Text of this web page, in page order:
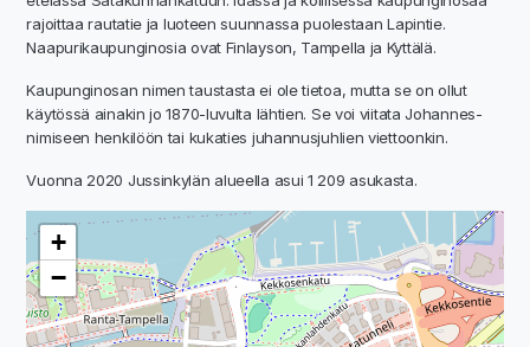
rajoittaa rautatie ja luoteen suunnassa puolestaan Lapintie.
Naapurikaupunginosia ovat Finlayson, Tampella ja Kyttälä.
Kaupunginosan nimen taustasta ei ole tietoa, mutta se on ollut
käytössä ainakin jo 1870-luvulta lähtien. Se voi viitata Johannes-
nimiseen henkilöön tai kukaties juhannusjuhlien viettoonkin.
Vuonna 2020 Jussinkylän alueella asui 1 209 asukasta.
+
−